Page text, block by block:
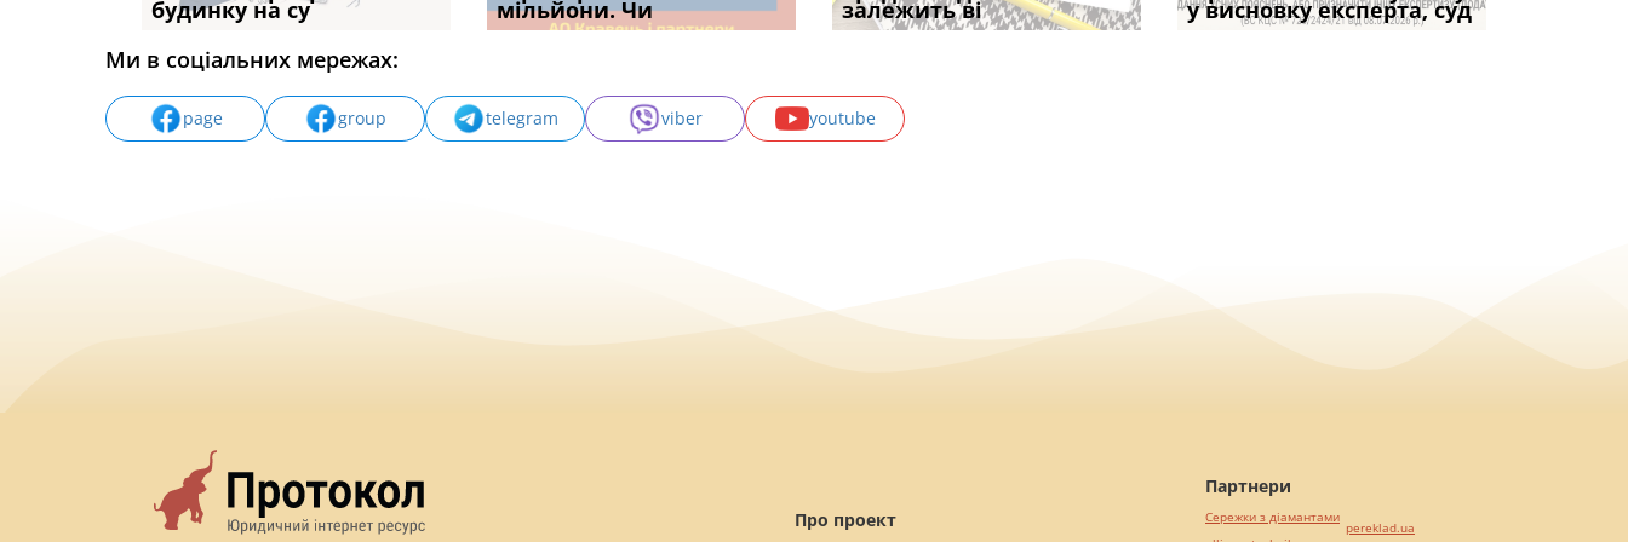
будинку на су наявніс апостиль: пер коштів: що частини за ігн
ПРАКТИКИ», АБО ПР мільйони. Чи опублі підставою: нов Кримінального
правила засто залежить ві і не втр возможно
може скас у висновку експерта, суд
Ми в соціальних мережах:
page group telegram viber youtube
Про проект
Партнери
Сережки з діамантами
pereklad.ua